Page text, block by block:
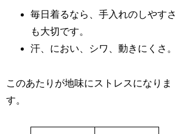
毎日着るなら、手入れのしやすさ
も大切です。
汗、におい、シワ、動きにくさ。
このあたりが地味にストレスになりま
す。